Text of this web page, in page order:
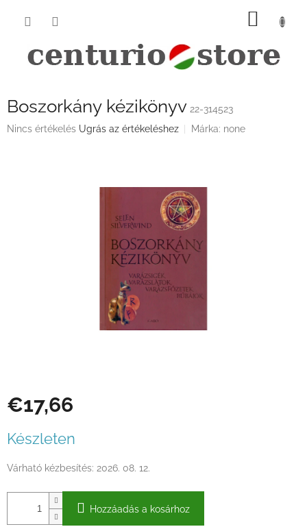
KOSÁR
Boszorkány kézikönyv 22-314523
A
Nincs értékelés Ugrás az értékeléshez Márka: none
€17,66
Készleten
Várható kézbesítés: 2026. 08. 12.
Hozzáadás a kosárhoz